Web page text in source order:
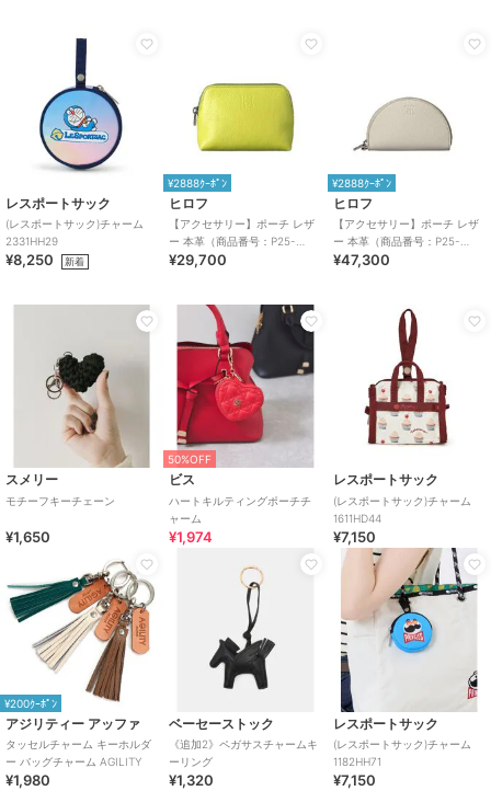
レスポートサック
(レスポートサック)チャーム
2331HH29
¥8,250 新着
¥2888ｸｰﾎﾟﾝ
ヒロフ
【アクセサリー】ポーチ レザ
ー 本革（商品番号：P25-
50506）
¥29,700
¥2888ｸｰﾎﾟﾝ
ヒロフ
【アクセサリー】ポーチ レザ
ー 本革（商品番号：P25-
65508）
¥47,300
スメリー
モチーフキーチェーン
¥1,650
50%OFF
ビス
ハートキルティングポーチチ
ャーム
¥1,974
レスポートサック
(レスポートサック)チャーム
1611HD44
¥7,150
¥200ｸｰﾎﾟﾝ
アジリティー アッファ
タッセルチャーム キーホルダ
ー バッグチャーム AGILITY
¥1,980
ベーセーストック
《追加2》ペガサスチャームキ
ーリング
¥1,320
レスポートサック
(レスポートサック)チャーム
1182HH71
¥7,150